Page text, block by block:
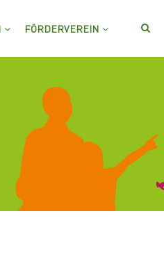
FÖRDERVEREIN